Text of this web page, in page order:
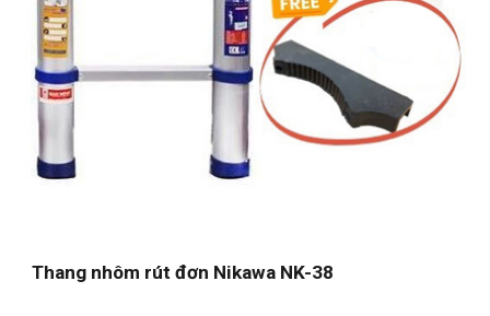
Thang nhôm rút đơn Nikawa NK-38